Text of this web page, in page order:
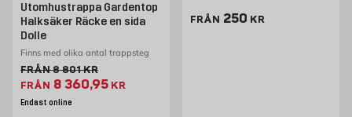
Utomhustrappa Gardentop
Halksäker Räcke en sida
Dolle
Finns med olika antal trappsteg
FRÅNGammalt pris 8801 kr
8 801KR
FRÅN Extrapris 8360.95 kr
8 360,95 KR
Endast online
FRÅN Pris 250 kr
250 KR